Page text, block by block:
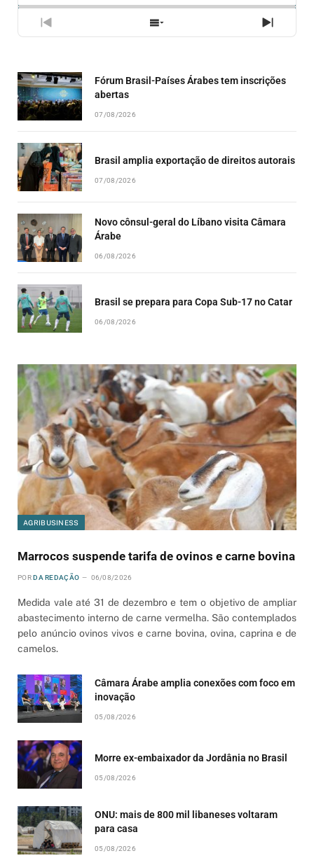
PREVIOUS
SHOW
NEXT
Fórum Brasil-Países Árabes tem inscrições
abertas
07/08/2026
Brasil amplia exportação de direitos autorais
07/08/2026
Novo cônsul-geral do Líbano visita Câmara
Árabe
06/08/2026
Brasil se prepara para Copa Sub-17 no Catar
06/08/2026
AGRIBUSINESS
Marrocos suspende tarifa de ovinos e carne bovina
POR DA REDAÇÃO 06/08/2026
Medida vale até 31 de dezembro e tem o objetivo de ampliar
abastecimento interno de carne vermelha. São contemplados
pelo anúncio ovinos vivos e carne bovina, ovina, caprina e de
camelos.
Câmara Árabe amplia conexões com foco em
inovação
05/08/2026
Morre ex-embaixador da Jordânia no Brasil
05/08/2026
ONU: mais de 800 mil libaneses voltaram
para casa
05/08/2026